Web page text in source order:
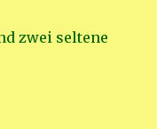
zwei seltene